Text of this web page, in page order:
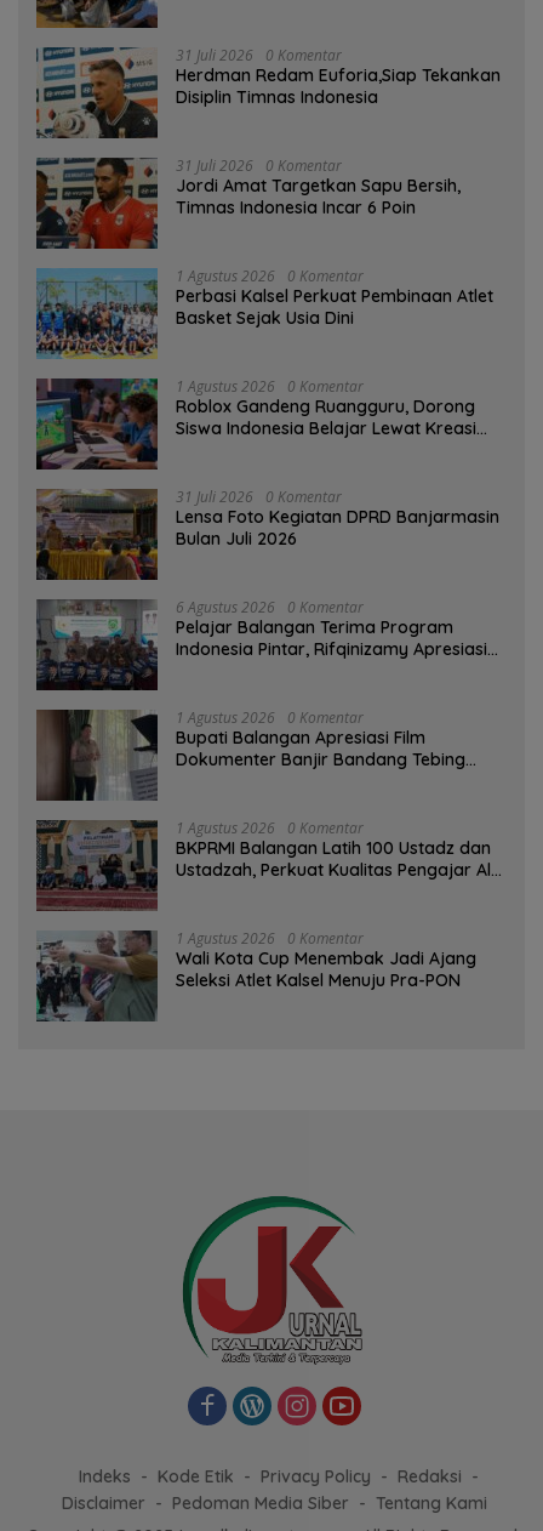
31 Juli 2026 0 Komentar
Herdman Redam Euforia,Siap Tekankan
Disiplin Timnas Indonesia
31 Juli 2026 0 Komentar
Jordi Amat Targetkan Sapu Bersih,
Timnas Indonesia Incar 6 Poin
1 Agustus 2026 0 Komentar
Perbasi Kalsel Perkuat Pembinaan Atlet
Basket Sejak Usia Dini
1 Agustus 2026 0 Komentar
Roblox Gandeng Ruangguru, Dorong
Siswa Indonesia Belajar Lewat Kreasi
31 Juli 2026 0 Komentar
Lensa Foto Kegiatan DPRD Banjarmasin
Bulan Juli 2026
6 Agustus 2026 0 Komentar
Pelajar Balangan Terima Program
Indonesia Pintar, Rifqinizamy Apresiasi
1 Agustus 2026 0 Komentar
Bupati Balangan Apresiasi Film
Dokumenter Banjir Bandang Tebing
1 Agustus 2026 0 Komentar
BKPRMI Balangan Latih 100 Ustadz dan
Ustadzah, Perkuat Kualitas Pengajar Al-
1 Agustus 2026 0 Komentar
Wali Kota Cup Menembak Jadi Ajang
Seleksi Atlet Kalsel Menuju Pra-PON
Indeks Kode Etik Privacy Policy
Redaksi
Disclaimer
Pedoman Media Siber
Tentang Kami